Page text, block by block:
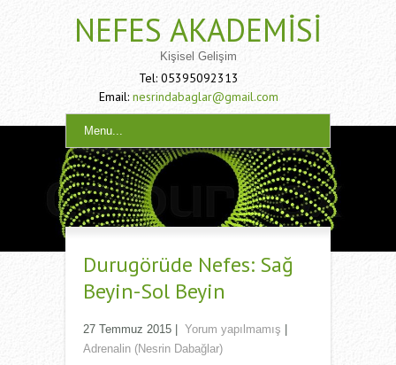
NEFES AKADEMISI
Kişisel Gelişim
Tel: 05395092313
Email: nesrindabaglar@gmail.com
Menu...
Durugörüde Nefes: Sağ
Beyin-Sol Beyin
27 Temmuz 2015 Yorum yapılmamış
Adrenalin (Nesrin Dabağlar)